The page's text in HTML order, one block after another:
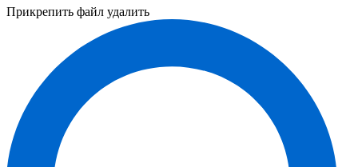
Прикрепить файл удалить